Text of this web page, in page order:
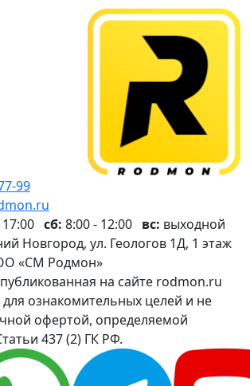
99
17:00 сб: 8:00 - 12:00 вс: выходной
Новгород, ул. Геологов 1Д, 1 этаж
«СМ Родмон»
на сайте rodmon.ru
ознакомительных целей и не
офертой, определяемой
437 (2) ГК РФ.